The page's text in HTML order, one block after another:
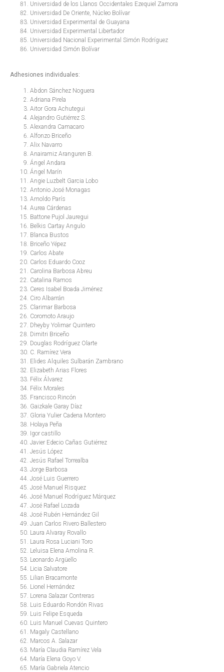
Universidad de los Llanos Occidentales Ezequiel Zamora
Universidad De Oriente, Núcleo Bolívar
Universidad Experimental de Guayana
Universidad Experimental Libertador
Universidad Nacional Experimental Simón Rodríguez
Universidad Simón Bolívar
Adhesiones individuales:
Abdon Sánchez Noguera
Adriana Pirela
Aitor Gora Achutegui
Alejandro Gutiérrez S.
Alexandra Camacaro
Alfonzo Briceño
Alix Navarro
Anairamiz Aranguren B.
Ángel Andara
Ángel Marín
Angie Luzbelt Garcia Lobo
Antonio José Monagas
Arnoldo París
Aurea Cárdenas
Battone Pujol Jauregui
Belkis Cartay Angulo
Blanca Bustos
Briceño Yépez
Carlos Abate
Carlos Eduardo Cooz
Carolina Barbosa Abreu
Catalina Ramos
Ceres Isabel Boada Jiménez
Ciro Albarrán
Clarimar Barbosa
Coromoto Araujo
Dheyby Yolimar Quintero
Dimitri Briceño
Douglas Rodríguez Olarte
C. Ramírez Vera
Elides Alquiles Sulbarán Zambrano
Elizabeth Arias Flores
Félix Álvarez
Félix Morales
Francisco Rincón
Gaizkale Garay Díaz
Gloria Yulier Cadena Montero
Holaya Peña
Igor castillo
Javier Edecio Cañas Gutiérrez
Jesús López
Jesús Rafael Torrealba
Jorge Barbosa
José Luis Guerrero
José Manuel Risquez
José Manuel Rodríguez Márquez
José Rafael Lozada
José Rubén Hernández Gil
Juan Carlos Rivero Ballestero
Laura Alvaray Rovallo
Laura Rosa Luciani Toro
Leluisa Elena Amolina R.
Leonardo Argüello
Licia Salvatore
Lilian Bracamonte
Lionel Hernández
Lorena Salazar Contreras
Luis Eduardo Rondón Rivas
Luis Felipe Esqueda
Luis Manuel Cuevas Quintero
Magaly Castellano
Marcos A. Salazar
María Claudia Ramírez Vela
María Elena Goyo V.
María Gabriela Atencio